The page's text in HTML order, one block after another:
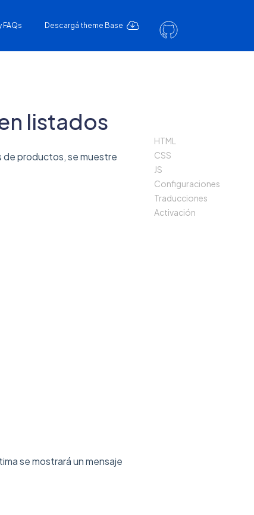
FAQs Descargá theme Base
listados
de productos, se muestre
se mostrará un mensaje
HTML
CSS
JS
Configuraciones
Traducciones
Activación